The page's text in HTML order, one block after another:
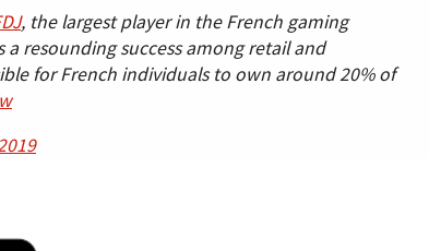
, the largest player in the French gaming
a resounding success among retail and
for French individuals to own around 20% of